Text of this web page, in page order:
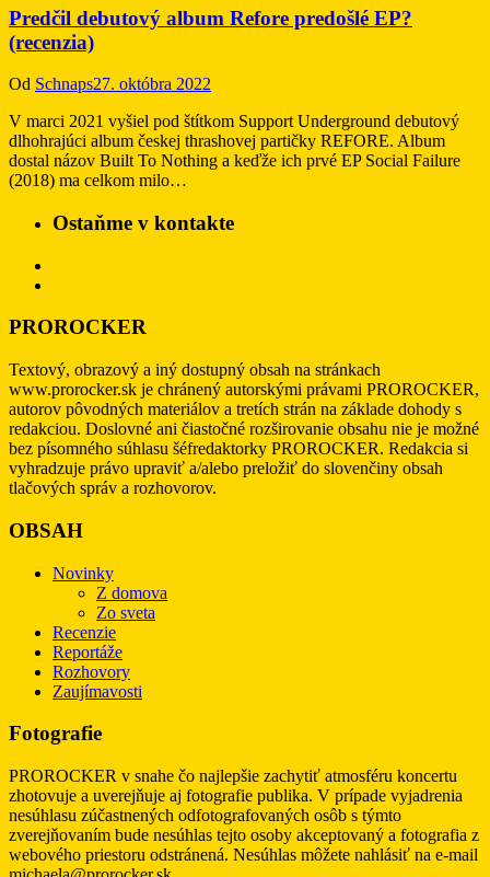
Predčil debutový album Refore predošlé EP?
(recenzia)
Od Schnaps27. októbra 2022
V marci 2021 vyšiel pod štítkom Support Underground debutový
dlhohrajúci album českej thrashovej partičky REFORE. Album
dostal názov Built To Nothing a keďže ich prvé EP Social Failure
(2018) ma celkom milo…
Ostaňme v kontakte
PROROCKER
Textový, obrazový a iný dostupný obsah na stránkach
www.prorocker.sk je chránený autorskými právami PROROCKER,
autorov pôvodných materiálov a tretích strán na základe dohody s
redakciou. Doslovné ani čiastočné rozširovanie obsahu nie je možné
bez písomného súhlasu šéfredaktorky PROROCKER. Redakcia si
vyhradzuje právo upraviť a/alebo preložiť do slovenčiny obsah
tlačových správ a rozhovorov.
OBSAH
Novinky
Z domova
Zo sveta
Recenzie
Reportáže
Rozhovory
Zaujímavosti
Fotografie
PROROCKER v snahe čo najlepšie zachytiť atmosféru koncertu
zhotovuje a uverejňuje aj fotografie publika. V prípade vyjadrenia
nesúhlasu zúčastnených odfotografovaných osôb s týmto
zverejňovaním bude nesúhlas tejto osoby akceptovaný a fotografia z
webového priestoru odstránená. Nesúhlas môžete nahlásiť na e-mail